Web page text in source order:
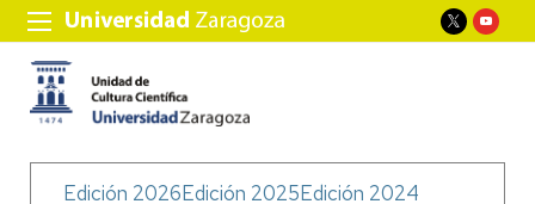
Menú
Edición 2026Edición 2025Edición 2024